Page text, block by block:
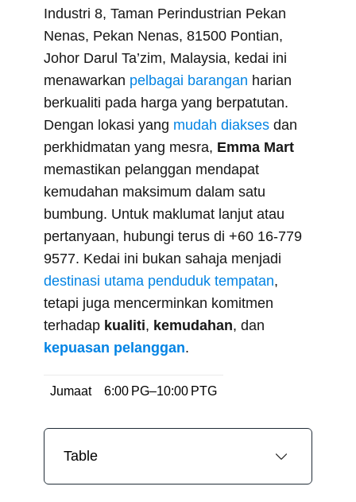
Industri 8, Taman Perindustrian Pekan
Nenas, Pekan Nenas, 81500 Pontian,
Johor Darul Ta’zim, Malaysia, kedai ini
menawarkan pelbagai barangan harian
berkualiti pada harga yang berpatutan.
Dengan lokasi yang mudah diakses dan
perkhidmatan yang mesra, Emma Mart
memastikan pelanggan mendapat
kemudahan maksimum dalam satu
bumbung. Untuk maklumat lanjut atau
pertanyaan, hubungi terus di +60 16-779
9577. Kedai ini bukan sahaja menjadi
destinasi utama penduduk tempatan,
tetapi juga mencerminkan komitmen
terhadap kualiti, kemudahan, dan
kepuasan pelanggan.
Jumaat 6:00 PG–10:00 PTG
Table